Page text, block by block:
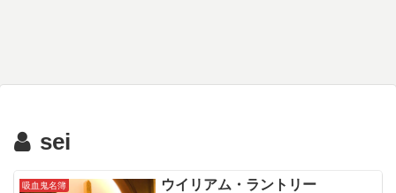
sei
吸血鬼名簿 ウイリアム・ラントリー